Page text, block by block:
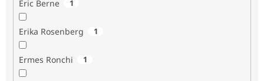
Eric Berne 1
Erika Rosenberg 1
Ermes Ronchi 1